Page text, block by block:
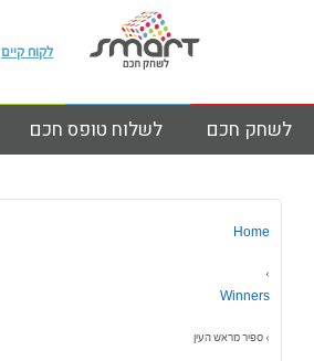
לקוח קיים
לשלוח טופס חכם לשחק חכם
Home
›
Winners
› ספיר מראש העין